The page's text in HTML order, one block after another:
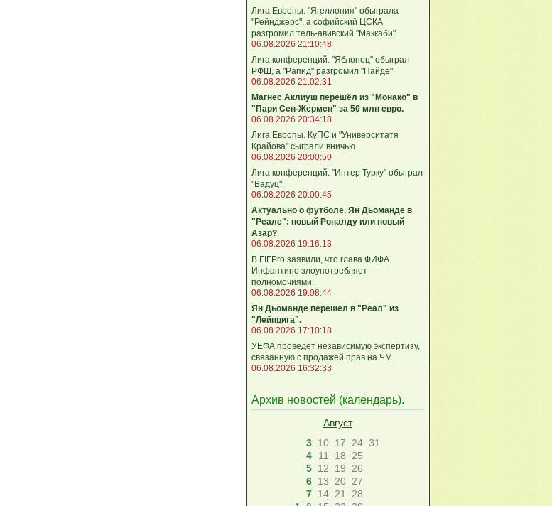
Лига Европы. "Ягеллония" обыграла
"Рейнджерс", а софийский ЦСКА
разгромил тель-авивский "Маккаби".
06.08.2026 21:10:48
Лига кoнференций. "Яблонец" обыграл
РФШ, а "Рапид" разгромил "Пайде".
06.08.2026 21:02:31
Магнес Аклиуш перешёл из "Монако" в
"Пари Сен-Жермен" за 50 млн евро.
06.08.2026 20:34:18
Лига Европы. КуПС и "Университатя
Крайова" сыграли вничью.
06.08.2026 20:00:50
Лига конференций. "Интер Турку" обыграл
"Вадуц".
06.08.2026 20:00:45
Актуально о футболе. Ян Дьоманде в
"Реале": новый Роналду или новый
Азар?
06.08.2026 19:16:13
В FIFPro заявили, что глава ФИФА
Инфантино злоупотребляет
полномочиями.
06.08.2026 19:08:44
Ян Дьоманде перешел в "Реал" из
"Лейпцига".
06.08.2026 17:10:18
УЕФА проведет независимую экспертизу,
связанную с продажей прав на ЧМ.
06.08.2026 16:32:33
Архив новостей (календарь).
Август
3 10 17 24 31
4
11 18
25
5 12 19
26
6 13 20 27
7 14 21
28